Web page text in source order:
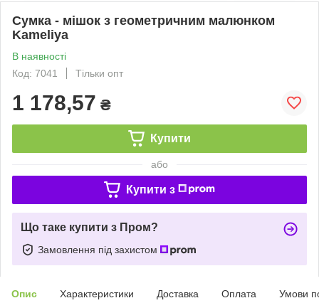
Сумка - мішок з геометричним малюнком
Kameliya
В наявності
Код: 7041
Тільки опт
1 178,57 ₴
Купити
або
Купити з
Що таке купити з Пром?
Замовлення під захистом
Опис Характеристики Доставка Оплата Умови